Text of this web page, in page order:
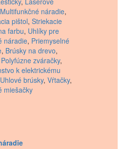
Multifunkčné náradie,
pištol, Striekacie
farbu, Uhlíky pre
náradie, Priemyselné
, Brúsky na drevo,
Polyfúzne zváračky,
k elektrickému
Uhlové brúsky, Vŕtačky,
miešačky